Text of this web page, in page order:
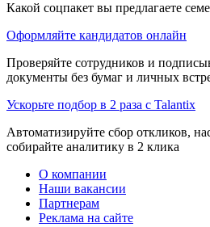
Какой соцпакет вы предлагаете
Оформляйте кандидатов онлайн
Проверяйте сотрудников и
документы без бумаг и личных
Ускорьте подбор в 2 раза с Talantix
Автоматизируйте сбор откликов,
собирайте аналитику в 2 клика
О компании
Наши вакансии
Партнерам
Реклама на сайте